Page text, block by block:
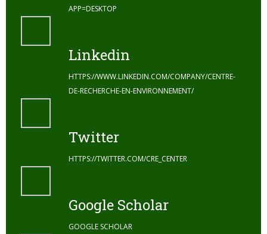
APP=DESKTOP
Linkedin
HTTPS://WWW.LINKEDIN.COM/COMPANY/CENTRE-
DE-RECHERCHE-EN-ENVIRONNEMENT/
Twitter
HTTPS://TWITTER.COM/CRE_CENTER
Google Scholar
GOOGLE SCHOLAR